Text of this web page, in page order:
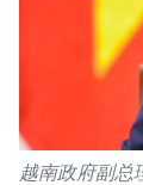
越南政府副总